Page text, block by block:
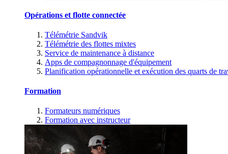
Opérations et flotte connectée
Télémétrie Sandvik
Télémétrie des flottes mixtes
Service de maintenance à distance
Apps de compagnonnage d'équipement
Planification opérationnelle et exécution des quarts de
Formation
Formateurs numériques
Formation avec instructeur